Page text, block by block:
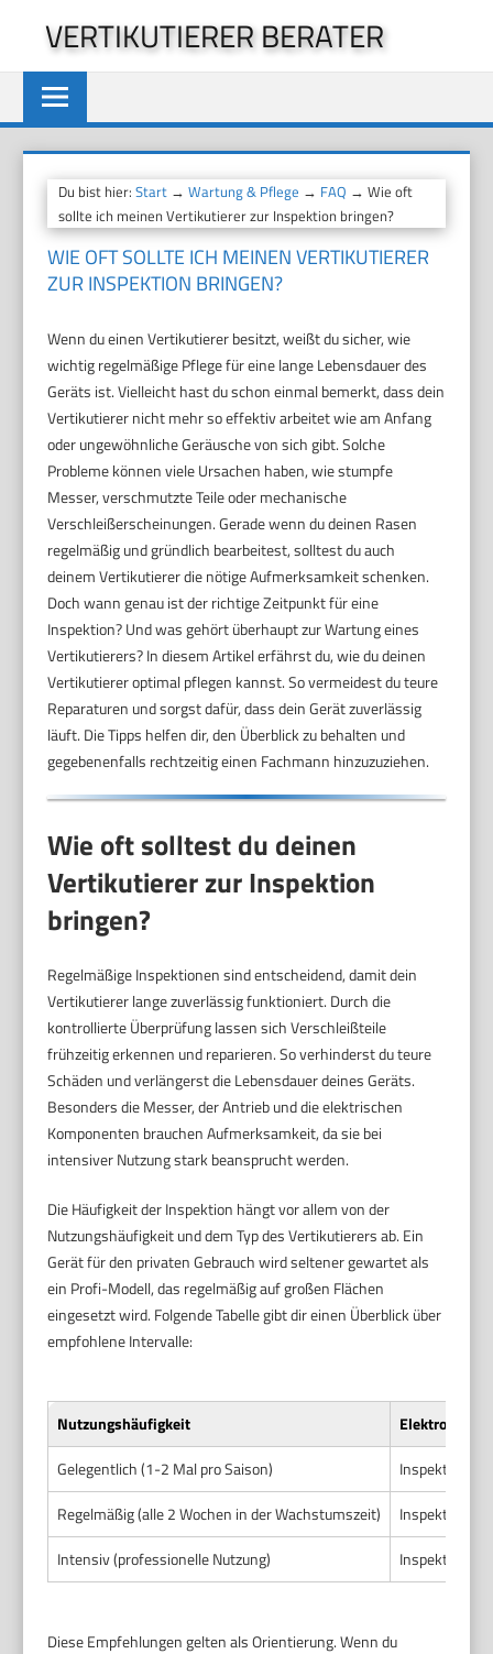
springen
VERTIKUTIERER BERATER
Du bist hier:Start →Wartung & Pflege → FAQ → Wie oft
sollte ich meinen Vertikutierer zur Inspektion bringen?
WIE OFT SOLLTE ICH MEINEN VERTIKUTIERER
ZUR INSPEKTION BRINGEN?
Wenn du einen Vertikutierer besitzt, weißt du sicher, wie
wichtig regelmäßige Pflege für eine lange Lebensdauer des
Geräts ist. Vielleicht hast du schon einmal bemerkt, dass dein
Vertikutierer nicht mehr so effektiv arbeitet wie am Anfang
oder ungewöhnliche Geräusche von sich gibt. Solche
Probleme können viele Ursachen haben, wie stumpfe
Messer, verschmutzte Teile oder mechanische
Verschleißerscheinungen. Gerade wenn du deinen Rasen
regelmäßig und gründlich bearbeitest, solltest du auch
deinem Vertikutierer die nötige Aufmerksamkeit schenken.
Doch wann genau ist der richtige Zeitpunkt für eine
Inspektion? Und was gehört überhaupt zur Wartung eines
Vertikutierers? In diesem Artikel erfährst du, wie du deinen
Vertikutierer optimal pflegen kannst. So vermeidest du teure
Reparaturen und sorgst dafür, dass dein Gerät zuverlässig
läuft. Die Tipps helfen dir, den Überblick zu behalten und
gegebenenfalls rechtzeitig einen Fachmann hinzuzuziehen.
Wie oft solltest du deinen
Vertikutierer zur Inspektion
bringen?
Regelmäßige Inspektionen sind entscheidend, damit dein
Vertikutierer lange zuverlässig funktioniert. Durch die
kontrollierte Überprüfung lassen sich Verschleißteile
frühzeitig erkennen und reparieren. So verhinderst du teure
Schäden und verlängerst die Lebensdauer deines Geräts.
Besonders die Messer, der Antrieb und die elektrischen
Komponenten brauchen Aufmerksamkeit, da sie bei
intensiver Nutzung stark beansprucht werden.
Die Häufigkeit der Inspektion hängt vor allem von der
Nutzungshäufigkeit und dem Typ des Vertikutierers ab. Ein
Gerät für den privaten Gebrauch wird seltener gewartet als
ein Profi-Modell, das regelmäßig auf großen Flächen
eingesetzt wird. Folgende Tabelle gibt dir einen Überblick über
empfohlene Intervalle:
Nutzungshäufigkeit
Elektro-
Gelegentlich (1-2 Mal pro Saison)
Inspektion
Regelmäßig (alle 2 Wochen in der Wachstumszeit)
Inspektion
Intensiv (professionelle Nutzung)
Inspektion
Diese Empfehlungen gelten als Orientierung. Wenn du